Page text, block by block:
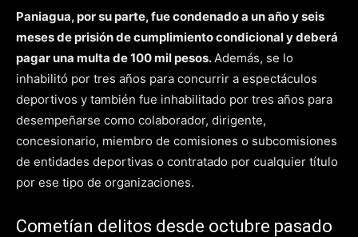
Paniagua, por su parte, fue condenado a un año y seis
meses de prisión de cumplimiento condicional y deberá
pagar una multa de 100 mil pesos.Además, se lo
inhabilitó por tres años para concurrir a espectáculos
deportivos y también fue inhabilitado por tres años para
desempeñarse como colaborador, dirigente,
concesionario, miembro de comisiones o subcomisiones
de entidades deportivas o contratado por cualquier título
por ese tipo de organizaciones.
Cometían delitos desde octubre pasado